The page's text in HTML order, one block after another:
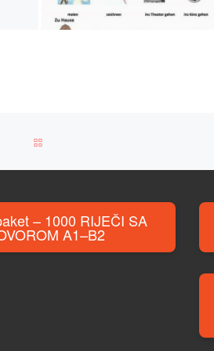
– 1000 RIJEČI SA
IZGOVOROM A1–B2